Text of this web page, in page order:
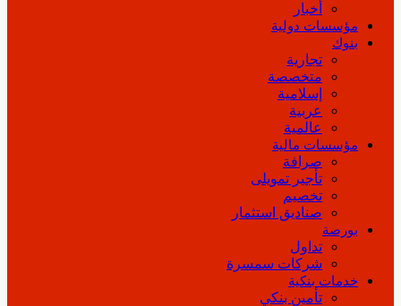
أخبار
مؤسسات دولية
بنوك
تجارية
متخصصة
إسلامية
عربية
عالمية
مؤسسات مالية
صرافة
تأجير تمويلى
تخصيم
صناديق استثمار
بورصة
تداول
شركات سمسرة
خدمات بنكية
تأمين بنكي